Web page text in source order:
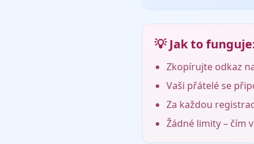
💡 Jak to
Zkopírujte odkaz
Vaši přátelé se
Za každou
Žádné limity – čím